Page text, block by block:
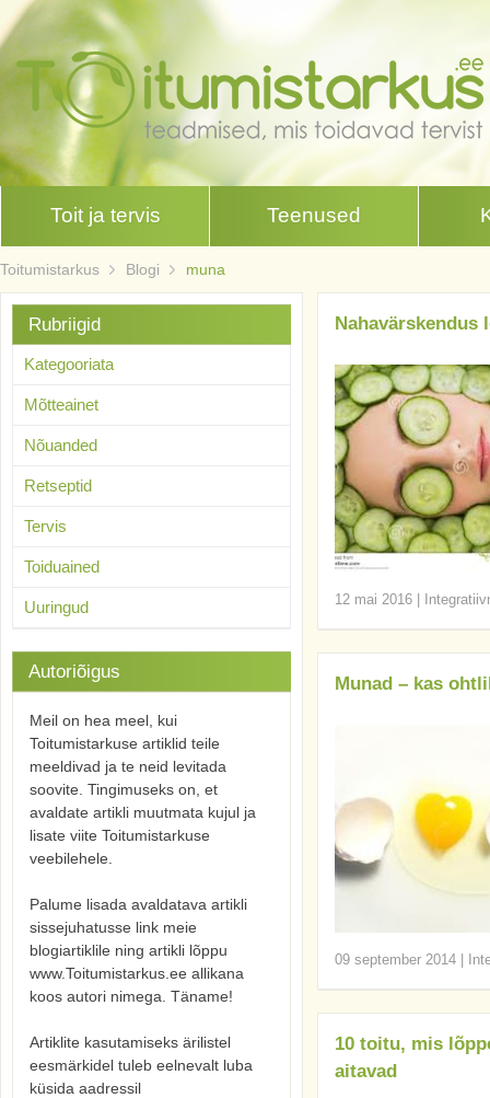
Toit ja tervis Teenused
Toitumistarkus Blogi muna
Nahavärskendus
12 mai 2016
Munad – kas
09 september 2014
10 toitu, mis
aitavad
Rubriigid
Kategooriata
Mõtteainet
Nõuanded
Retseptid
Tervis
Toiduained
Uuringud
Autoriõigus
Meil on hea meel, kui
Toitumistarkuse artiklid teile
meeldivad ja te neid levitada
soovite. Tingimuseks on, et
avaldate artikli muutmata kujul ja
lisate viite Toitumistarkuse
veebilehele.
Palume lisada avaldatava artikli
sissejuhatusse link meie
blogiartiklile ning artikli lõppu
www.Toitumistarkus.ee allikana
koos autori nimega. Täname!
Artiklite kasutamiseks ärilistel
eesmärkidel tuleb eelnevalt luba
küsida aadressil